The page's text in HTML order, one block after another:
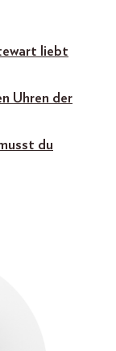
liebt
Uhren der
du